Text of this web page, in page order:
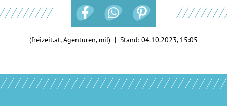
(freizeit.at, Agenturen, mil) | Stand: 04.10.2023, 15:05